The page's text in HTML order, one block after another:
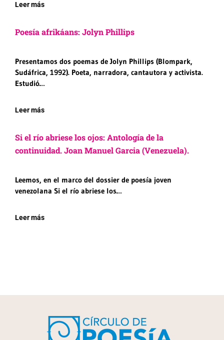
Leer más
Poesía afrikáans: Jolyn Phillips
Presentamos dos poemas de Jolyn Phillips (Blompark,
Sudáfrica, 1992). Poeta, narradora, cantautora y activista.
Estudió…
Leer más
Si el río abriese los ojos: Antología de la
continuidad. Joan Manuel Garcia (Venezuela).
Leemos, en el marco del dossier de poesía joven
venezolana Si el río abriese los…
Leer más